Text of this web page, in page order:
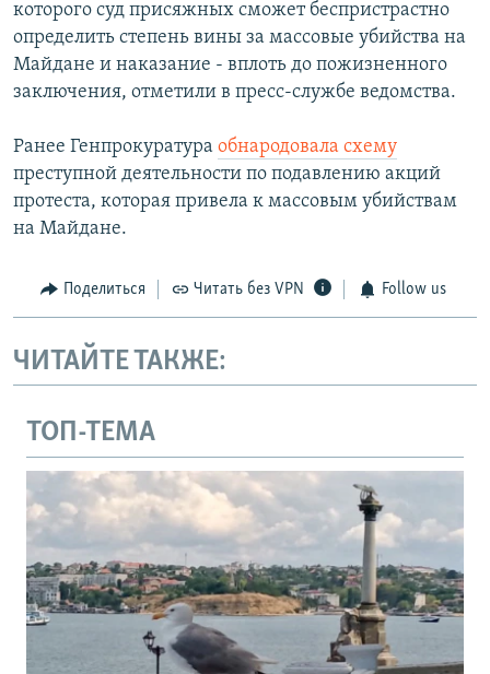
которого суд присяжных сможет беспристрастно
определить степень вины за массовые убийства на
Майдане и наказание - вплоть до пожизненного
заключения, отметили в пресс-службе ведомства.
Ранее Генпрокуратура обнародовала схему
преступной деятельности по подавлению акций
протеста, которая привела к массовым убийствам
на Майдане.
Поделиться Читать без VPN Follow us
ЧИТАЙТЕ ТАКЖЕ:
ТОП-ТЕМА